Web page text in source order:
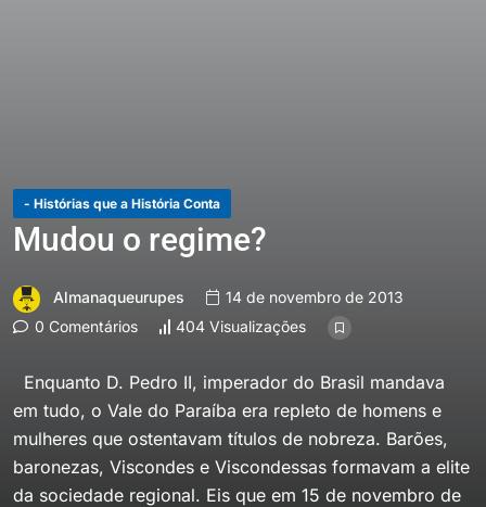
- Histórias que a História Conta
Mudou o regime?
Almanaqueurupes
14 de novembro de 2013
0 Comentários
404 Visualizações
Enquanto D. Pedro II, imperador do Brasil mandava
em tudo, o Vale do Paraíba era repleto de homens e
mulheres que ostentavam títulos de nobreza. Barões,
baronezas, Viscondes e Viscondessas formavam a elite
da sociedade regional. Eis que em 15 de novembro de